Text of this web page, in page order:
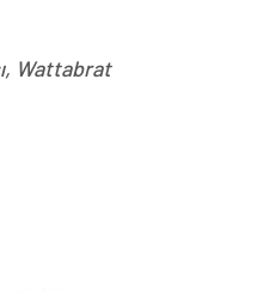
Wattabrat